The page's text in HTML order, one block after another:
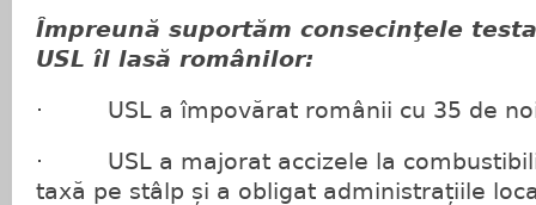
Împreună suportăm consecinţele
USL îl lasă românilor:
· USL a împovărat românii cu 35 de noi
· USL a majorat accizele la
taxă pe stâlp și a obligat administrațiile